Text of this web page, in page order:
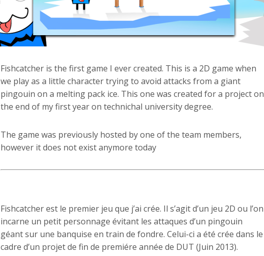
Fishcatcher is the first game I ever created. This is a 2D game when
we play as a little character trying to avoid attacks from a giant
pingouin on a melting pack ice. This one was created for a project on
the end of my first year on technichal university degree.
The game was previously hosted by one of the team members,
however it does not exist anymore today
Fishcatcher est le premier jeu que j’ai crée. Il s’agit d’un jeu 2D ou l’on
incarne un petit personnage évitant les attaques d’un pingouin
géant sur une banquise en train de fondre. Celui-ci a été crée dans le
cadre d’un projet de fin de premiére année de DUT (Juin 2013).